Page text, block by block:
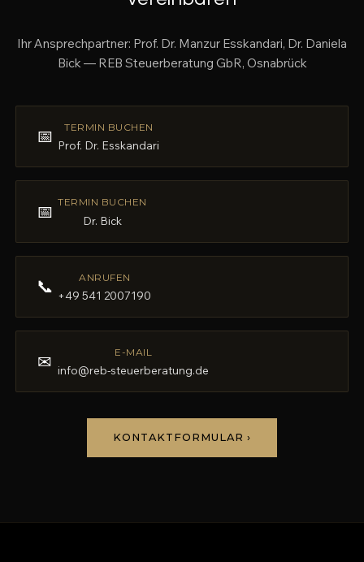
Ihr Ansprechpartner: Prof. Dr. Manzur Esskandari, Dr. Daniela
Bick — REB Steuerberatung GbR, Osnabrück
📅 TERMIN BUCHEN
Prof. Dr. Esskandari
📅 TERMIN BUCHEN
Dr. Bick
📞 ANRUFEN
+49 541 2007190
✉ E-MAIL
info@reb-steuerberatung.de
KONTAKTFORMULAR ›